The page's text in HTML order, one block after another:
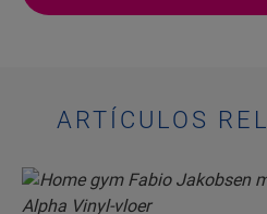
ARTÍCULOS